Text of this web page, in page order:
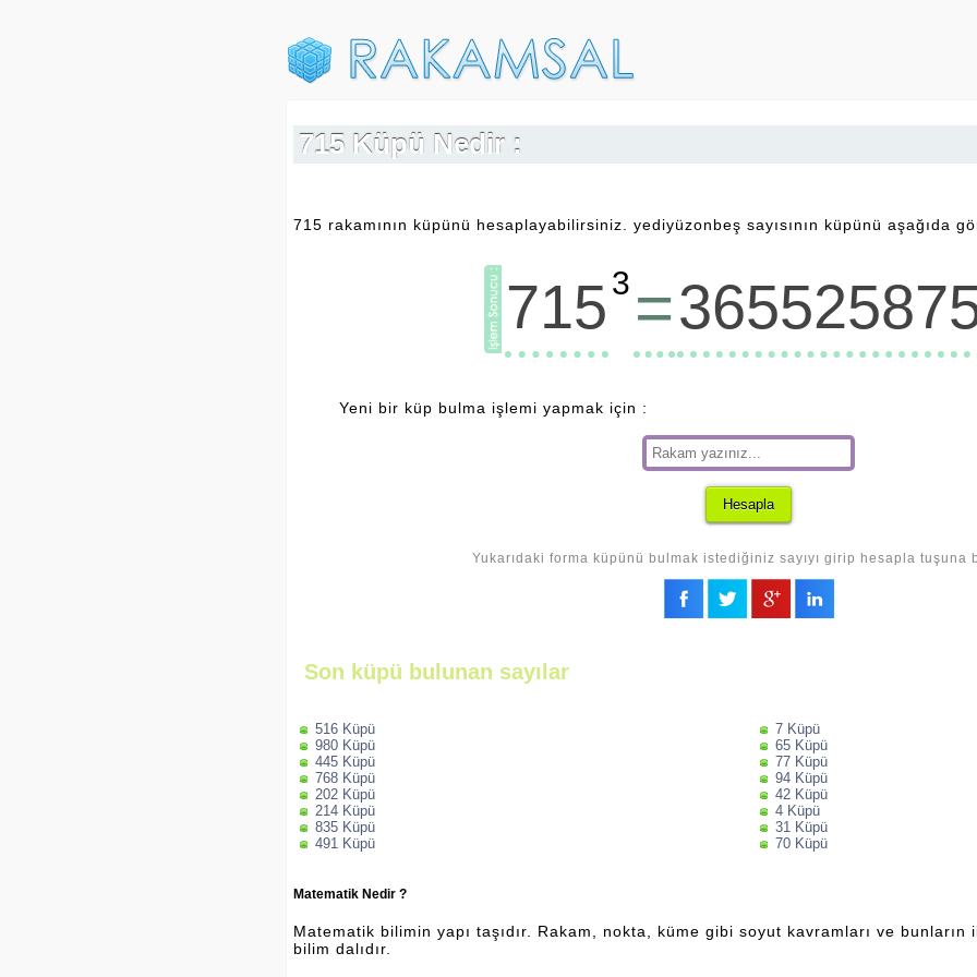
715 Küpü Nedir :
715 rakamının küpünü hesaplayabilirsiniz. yediyüzonbeş sayısının küpünü aşağıda
715 3 =
Yeni bir küp bulma işlemi yapmak için :
Yukarıdaki forma küpünü bulmak istediğiniz sayıyı girip hesapla tuşuna
Son küpü bulunan sayılar
516 Küpü
980 Küpü
445 Küpü
768 Küpü
202 Küpü
214 Küpü
835 Küpü
491 Küpü
7 Küpü
65 Küpü
77 Küpü
94 Küpü
42 Küpü
4 Küpü
31 Küpü
70 Küpü
Matematik Nedir ?
Matematik bilimin yapı taşıdır. Rakam, nokta, küme gibi soyut kavramları ve
bilim dalıdır.